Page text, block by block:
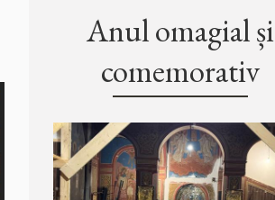
Anul omagial și
comemorativ